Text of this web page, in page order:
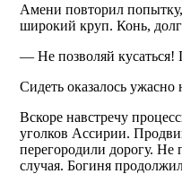
Амени повторил попытку,
широкий круп. Конь,
— Не позволяй
Сидеть оказалось
Вскоре навстречу
уголков Ассирии.
перегородили дорогу. Не
случая. Богиня